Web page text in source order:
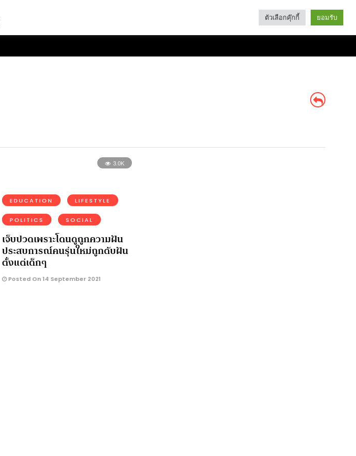
Categories
3.0K
EDUCATION LIFESTYLE
POLITICS SOCIAL
เจ็บปวดเพราะโดนดูถูกความฝัน
ประสบการณ์คนรุ่นใหม่ถูกดับฝัน
ตั้งแต่เด็กๆ
Posted On 14 September 2021
ตัวเลือกคุ๊กกี้ ยอมรับ